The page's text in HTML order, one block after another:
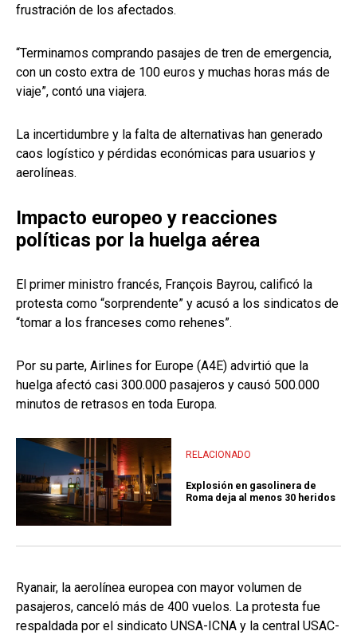
frustración de los afectados.
“Terminamos comprando pasajes de tren de emergencia,
con un costo extra de 100 euros y muchas horas más de
viaje”, contó una viajera.
La incertidumbre y la falta de alternativas han generado
caos logístico y pérdidas económicas para usuarios y
aerolíneas.
Impacto europeo y reacciones
políticas por la huelga aérea
El primer ministro francés, François Bayrou, calificó la
protesta como “sorprendente” y acusó a los sindicatos de
“tomar a los franceses como rehenes”.
Por su parte, Airlines for Europe (A4E) advirtió que la
huelga afectó casi 300.000 pasajeros y causó 500.000
minutos de retrasos en toda Europa.
RELACIONADO
Explosión en gasolinera de
Roma deja al menos 30 heridos
Ryanair, la aerolínea europea con mayor volumen de
pasajeros, canceló más de 400 vuelos. La protesta fue
respaldada por el sindicato UNSA-ICNA y la central USAC-